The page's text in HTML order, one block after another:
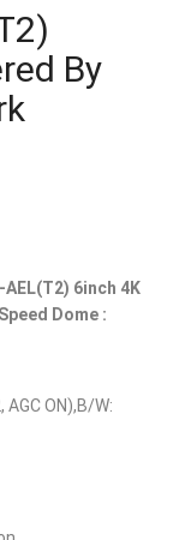
By
6inch 4K
Dome :
ON),B/W: